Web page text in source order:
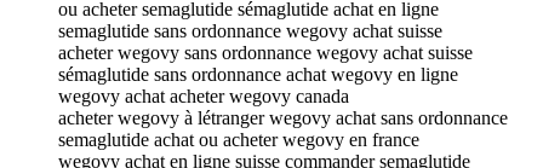
ou acheter semaglutide sémaglutide achat en ligne
semaglutide sans ordonnance wegovy achat suisse
acheter wegovy sans ordonnance wegovy achat suisse
sémaglutide sans ordonnance achat wegovy en ligne
wegovy achat acheter wegovy canada
acheter wegovy à létranger wegovy achat sans ordonnance
semaglutide achat ou acheter wegovy en france
wegovy achat en ligne suisse commander semaglutide